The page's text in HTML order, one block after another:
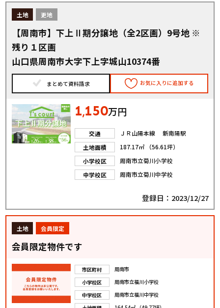
土地 更地
【周南市】下上Ⅱ期分譲地（全2区画）9号地 ※
残り１区画
山口県周南市大字下上字城山10374番
まとめて資料請求 お気に入りに追加する
1,150万円
交通
ＪＲ山陽本線 新南陽駅
土地面積
187.17㎡ （56.61坪）
小学校区
周南市立菊川小学校
中学校区
周南市立菊川中学校
登録日：2023/12/27
土地 会員限定
会員限定物件です
市区町村
周南市
小学校区
周南市立福川小学校
中学校区
周南市立福川中学校